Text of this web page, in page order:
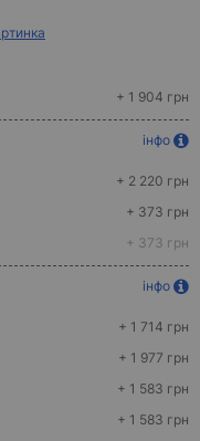
+ 1 904 грн
інфо
+ 2 220 грн
+ 373 грн
+ 373 грн
інфо
+ 1 714 грн
+ 1 977 грн
+ 1 583 грн
+ 1 583 грн